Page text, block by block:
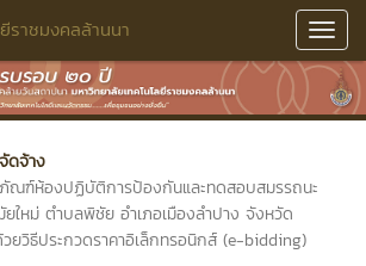
ราชมงคลล้านนา
ดจ้าง
ภัณฑ์ห้องปฏิบัติการป้องกันและทดสอบสมรรถนะ
ใหม่ ตำบลพิชัย อำเภอเมืองลำปาง จังหวัด
ยวิธีประกวดราคาอิเล็กทรอนิกส์ (e-bidding)